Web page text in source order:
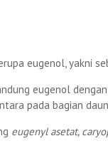
eugenol, yakni
eugenol
pada bagian
eugenyl asetat,